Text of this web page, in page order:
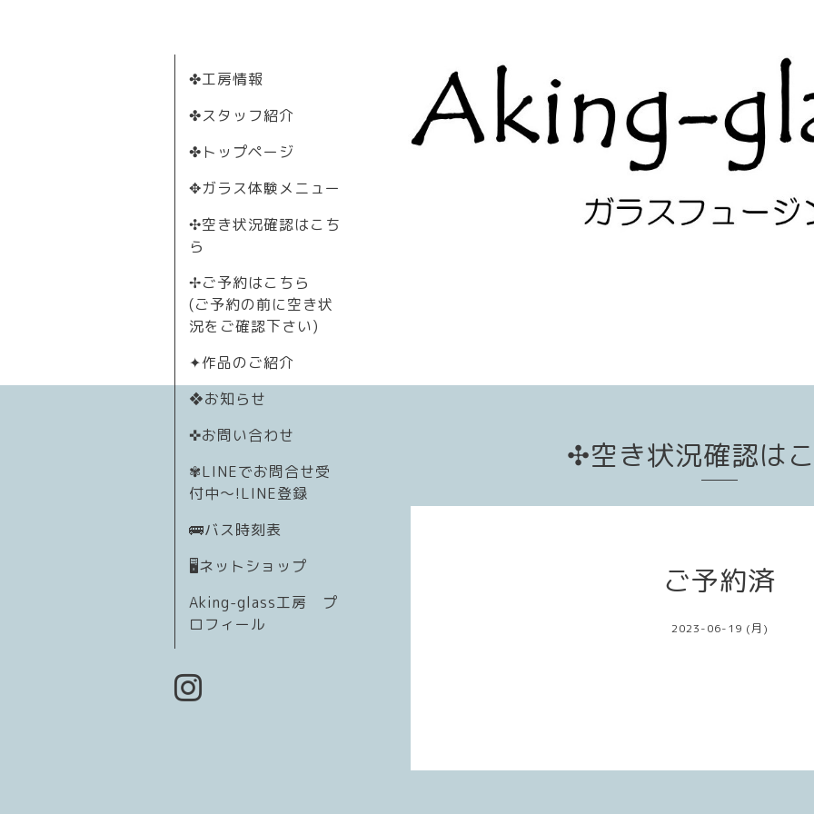
✤工房情報
✤スタッフ紹介
✤トップページ
✥ガラス体験メニュー
✣空き状況確認はこち
ら
✢ご予約はこちら
(ご予約の前に空き状
況をご確認下さい)
✦作品のご紹介
❖お知らせ
✜お問い合わせ
✾LINEでお問合せ受
付中〜!LINE登録
🚌バス時刻表
🖥️ネットショップ
Aking-glass工房 プ
ロフィール
✣空き状況確認は
ご予約済
2023-06-19 (月)